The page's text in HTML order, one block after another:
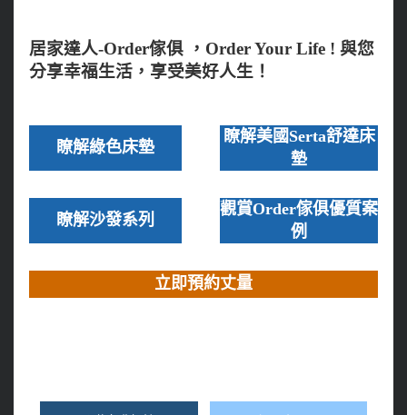
居家達人-Order傢俱 ，Order Your Life ! 與您
分享幸福生活，享受美好人生！
瞭解綠色床墊
瞭解美國Serta舒達床
墊
瞭解沙發系列
觀賞Order傢俱優質案
例
立即預約丈量